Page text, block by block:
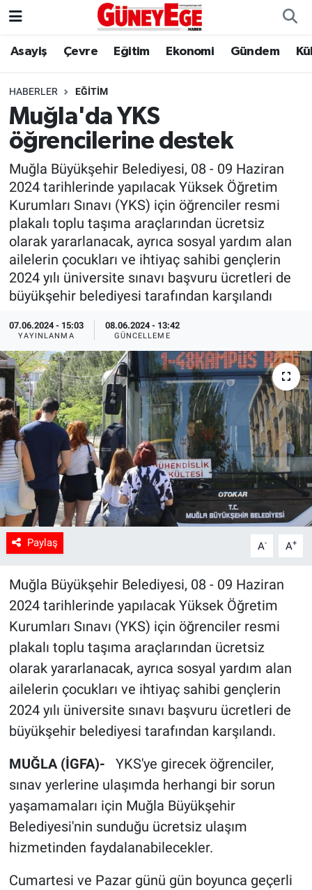
Asayiş Çevre Eğitim Ekonomi Gündem
HABERLER EĞITIM
Muğla'da YKS
öğrencilerine destek
Muğla Büyükşehir Belediyesi, 08 - 09 Haziran
2024 tarihlerinde yapılacak Yüksek Öğretim
Kurumları Sınavı (YKS) için öğrenciler resmi
plakalı toplu taşıma araçlarından ücretsiz
olarak yararlanacak, ayrıca sosyal yardım alan
ailelerin çocukları ve ihtiyaç sahibi gençlerin
2024 yılı üniversite sınavı başvuru ücretleri de
büyükşehir belediyesi tarafından karşılandı
07.06.2024 - 15:03
YAYINLANMA
08.06.2024 - 13:42
GÜNCELLEME
Paylaş A- A+
Muğla Büyükşehir Belediyesi, 08 - 09 Haziran
2024 tarihlerinde yapılacak Yüksek Öğretim
Kurumları Sınavı (YKS) için öğrenciler resmi
plakalı toplu taşıma araçlarından ücretsiz
olarak yararlanacak, ayrıca sosyal yardım alan
ailelerin çocukları ve ihtiyaç sahibi gençlerin
2024 yılı üniversite sınavı başvuru ücretleri de
büyükşehir belediyesi tarafından karşılandı.
MUĞLA (İGFA)- YKS'ye girecek öğrenciler,
sınav yerlerine ulaşımda herhangi bir sorun
yaşamamaları için Muğla Büyükşehir
Belediyesi'nin sunduğu ücretsiz ulaşım
hizmetinden faydalanabilecekler.
Cumartesi ve Pazar günü gün boyunca geçerli
Asayiş
Çevre
Eğitim
Ekonomi
Gündem
Kültür Sanat
Magazin
Politika
Sağlık
Spor
Yaşam
Tarım
İstanbul Hava Durumu
İstanbul Trafik Yoğunluk Haritası
Süper Lig Puan Durumu ve Fikstür
Tüm Manşetler
Son Dakika Haberleri
Haber Arşivi